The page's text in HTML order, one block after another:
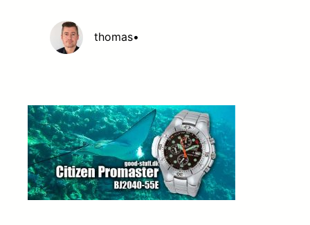
thomas•